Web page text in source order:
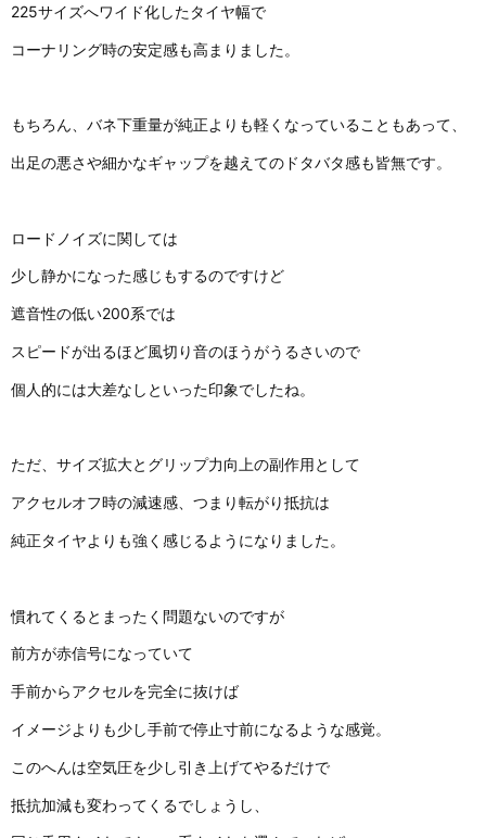
225サイズへワイド化したタイヤ幅で
コーナリング時の安定感も高まりました。
もちろん、バネ下重量が純正よりも軽くなっていることもあって、
出足の悪さや細かなギャップを越えてのドタバタ感も皆無です。
ロードノイズに関しては
少し静かになった感じもするのですけど
遮音性の低い200系では
スピードが出るほど風切り音のほうがうるさいので
個人的には大差なしといった印象でしたね。
ただ、サイズ拡大とグリップ力向上の副作用として
アクセルオフ時の減速感、つまり転がり抵抗は
純正タイヤよりも強く感じるようになりました。
慣れてくるとまったく問題ないのですが
前方が赤信号になっていて
手前からアクセルを完全に抜けば
イメージよりも少し手前で停止寸前になるような感覚。
このへんは空気圧を少し引き上げてやるだけで
抵抗加減も変わってくるでしょうし、